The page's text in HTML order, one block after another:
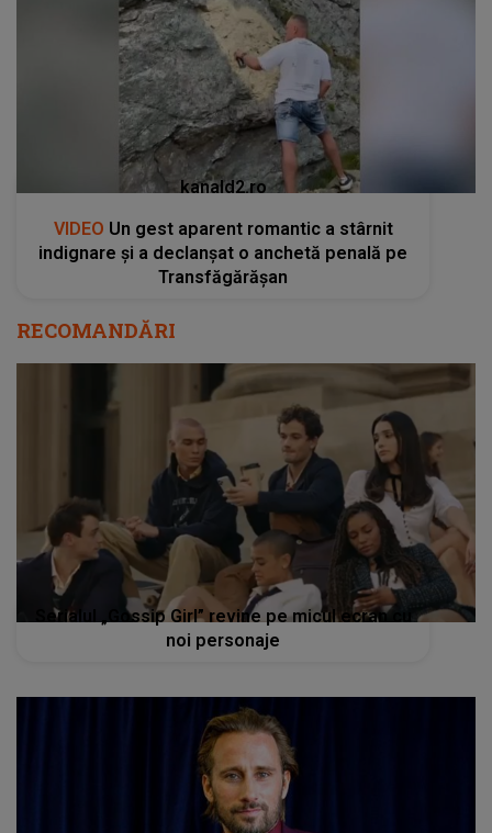
kanald2.ro
VIDEO Un gest aparent romantic a stârnit
indignare și a declanșat o anchetă penală pe
Transfăgărășan
RECOMANDĂRI
Serialul „Gossip Girl” revine pe micul ecran cu
noi personaje